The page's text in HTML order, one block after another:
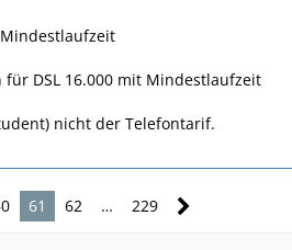
DSL 16.000 mit Mindestlaufzeit
nicht der Telefontarif.
61 62 … 229